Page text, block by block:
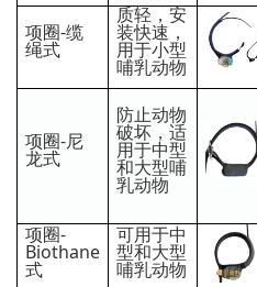
项圈-缆
绳式
质轻，安
装快速，
用于小型
哺乳动物
项圈-尼
龙式
防止动物
破坏，适
用于中型
和大型哺
乳动物
项圈-
Biothane
式
可用于中
型和大型
哺乳动物